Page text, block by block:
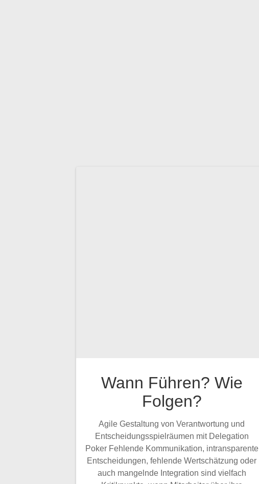
Wann Führen? Wie
Folgen?
Agile Gestaltung von Verantwortung und
Entscheidungsspielräumen mit Delegation
Poker Fehlende Kommunikation, intransparente
Entscheidungen, fehlende Wertschätzung oder
auch mangelnde Integration sind vielfach